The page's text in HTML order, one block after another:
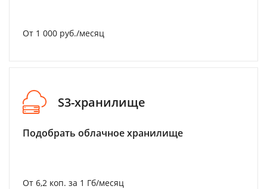
От 1 000 руб./месяц
S3-хранилище
Подобрать облачное хранилище
От 6,2 коп. за 1 Гб/месяц